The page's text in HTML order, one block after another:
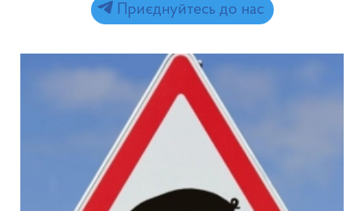
Приєднуйтесь до нас